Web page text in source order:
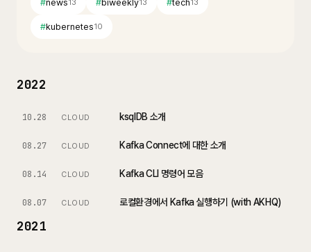
#news13 #biweekly13 #tech13
#kubernetes10
2022
10.28 CLOUD ksqlDB 소개
08.27 CLOUD Kafka Connect에 대한 소개
08.14 CLOUD Kafka CLI 명령어 모음
08.07 CLOUD 로컬환경에서 Kafka 실행하기 (with AKHQ)
2021